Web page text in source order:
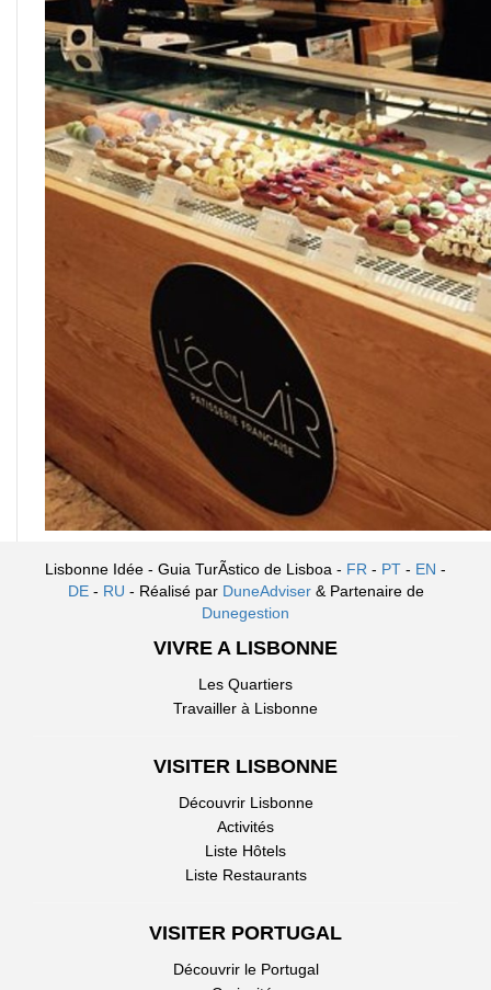
Lisbonne Idée - Guia TurÃ­stico de Lisboa - FR - PT - EN -
DE- RU - Réalisé par DuneAdviser & Partenaire de
Dunegestion
VIVRE A LISBONNE
Les Quartiers
Travailler à Lisbonne
VISITER LISBONNE
Découvrir Lisbonne
Activités
Liste Hôtels
Liste Restaurants
VISITER PORTUGAL
Découvrir le Portugal